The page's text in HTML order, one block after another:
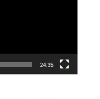
24:35